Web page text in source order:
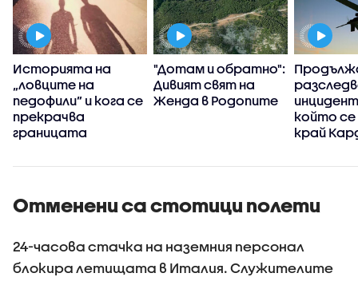
Историята на
„ловците на
педофили” и кога се
прекрачва
границата
"Дотам и обратно":
Дивият свят на
Женда в Родопите
който се
край
Отменени са стотици полети
24-часова стачка на наземния персонал
блокира летищата в Италия. Служителите